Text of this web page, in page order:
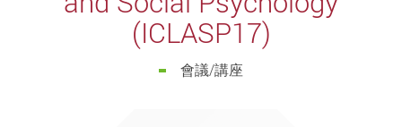
(ICLASP17)
會議/講座